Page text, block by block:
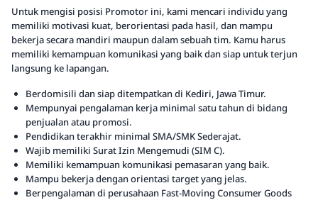
Untuk mengisi posisi Promotor ini, kami mencari individu yang
memiliki motivasi kuat, berorientasi pada hasil, dan mampu
bekerja secara mandiri maupun dalam sebuah tim. Kamu harus
memiliki kemampuan komunikasi yang baik dan siap untuk terjun
langsung ke lapangan.
Berdomisili dan siap ditempatkan di Kediri, Jawa Timur.
Mempunyai pengalaman kerja minimal satu tahun di bidang
penjualan atau promosi.
Pendidikan terakhir minimal SMA/SMK Sederajat.
Wajib memiliki Surat Izin Mengemudi (SIM C).
Memiliki kemampuan komunikasi pemasaran yang baik.
Mampu bekerja dengan orientasi target yang jelas.
Berpengalaman di perusahaan Fast-Moving Consumer Goods